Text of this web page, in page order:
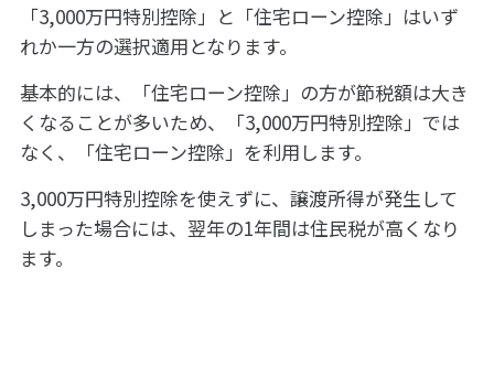
「3,000万円特別控除」と「住宅ローン控除」はいず
れか一方の選択適用となります。
基本的には、「住宅ローン控除」の方が節税額は大き
くなることが多いため、「3,000万円特別控除」では
なく、「住宅ローン控除」を利用します。
3,000万円特別控除を使えずに、譲渡所得が発生して
しまった場合には、翌年の1年間は住民税が高くなり
ます。